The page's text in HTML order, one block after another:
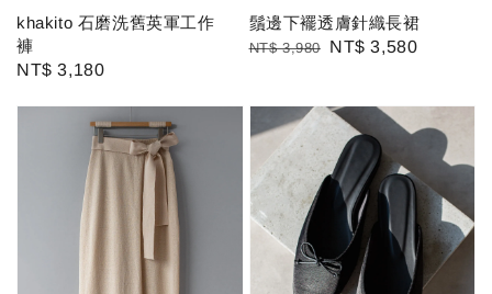
khakito 石磨洗舊英軍工作
褲
Regular
NT$ 3,180
鬚邊下襬透膚針織長裙
Regular
NT$ 3,980
Sale
NT$ 3,580